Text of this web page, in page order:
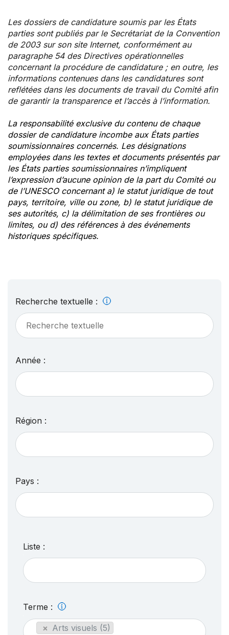
Les dossiers de candidature soumis par les États
parties sont publiés par le Secrétariat de la Convention
de 2003 sur son site Internet, conformément au
paragraphe 54 des Directives opérationnelles
concernant la procédure de candidature ; en outre, les
informations contenues dans les candidatures sont
reflétées dans les documents de travail du Comité afin
de garantir la transparence et l’accès à l’information.
La responsabilité exclusive du contenu de chaque
dossier de candidature incombe aux États parties
soumissionnaires concernés. Les désignations
employées dans les textes et documents présentés par
les États parties soumissionnaires n’impliquent
l’expression d’aucune opinion de la part du Comité ou
de l’UNESCO concernant a) le statut juridique de tout
pays, territoire, ville ou zone, b) le statut juridique de
ses autorités, c) la délimitation de ses frontières ou
limites, ou d) des références à des événements
historiques spécifiques.
Recherche textuelle :
Année :
Région :
Pays :
Liste :
Terme :
× Arts visuels (5)